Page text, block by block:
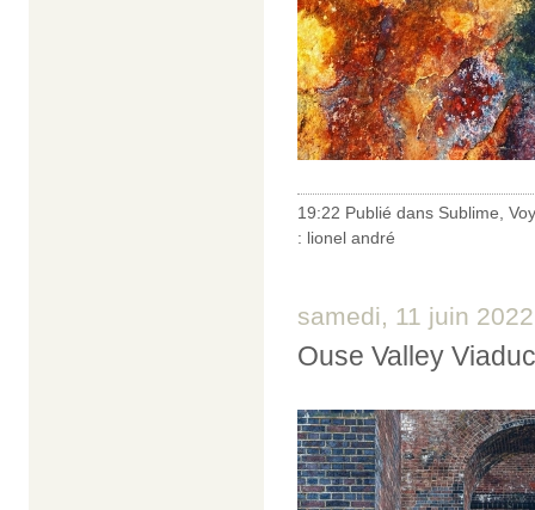
19:22 Publié dans Sublime,
: lionel andré
samedi, 11 juin 2022
Ouse Valley